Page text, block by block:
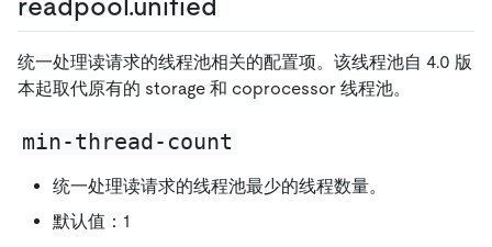
readpool.unified
统一处理读请求的线程池相关的配置项。该线程池自 4.0 版
本起取代原有的 storage 和 coprocessor 线程池。
min-thread-count
统一处理读请求的线程池最少的线程数量。
默认值：1